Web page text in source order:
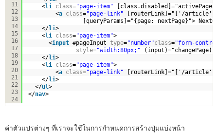
11
12
13
14
15
16
17
18
19
20
21
22
23
24
<li class="page-item"
<a class="page-link"
[routerLink]="['/
[queryParams]="{page: nextPage}">
</li>
<li class="page-item">
<input #pageInput type="number"class="form-
style="width:80px;"
</li>
<li class="page-item">
<a class="page-link"
[routerLink]="['/article']"
</li>
</ul>
</nav>
ค่าตัวแปรต่างๆ ที่เราจะใช้ในการกำหนดการสร้างปุ่มแบ่งหน้า